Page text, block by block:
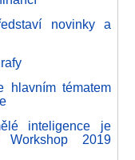
novinky a
hlavním tématem
inteligence je
2019